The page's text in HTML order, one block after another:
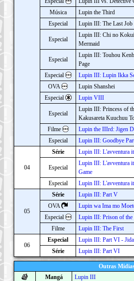
Música
Lupin the Third
Especial
Lupin III: The Last Job
Especial
Lupin III: Chi no
Mermaid
Especial
Lupin III: Touhou
Page
Especial Lupin III: Lupin Ikka
OVA
Lupin Shanshei
Especial
Lupin VIII
Especial
Lupin III: Princess of
Kakusareta Kuuchuu
Filme Lupin the IIIrd: Jigen
Especial
Lupin III: Goodbye
04
Série Lupin III: L'avventura
Especial
Lupin III: L'avventura
Game
Especial Lupin III: L'avventura
05
Série Lupin III: Part V
OVA
Lupin wa Ima mo
Especial
Lupin III: Prison of the
Filme
Lupin III: The First
06
Especial Lupin III: Part VI -
Série
Lupin III: Part VI
Outras
Mangá
Lupin III